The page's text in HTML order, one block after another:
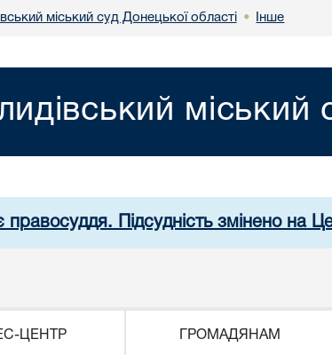
міський суд Донецької області • Інше
міський
правосуддя. Підсудність змінено на
ЦЕНТР ГРОМАДЯНАМ